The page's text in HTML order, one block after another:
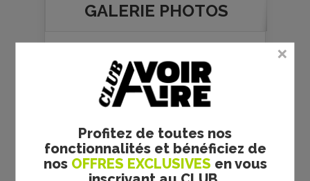
Profitez de toutes nos
fonctionnalités et bénéficiez de
nos OFFRES EXCLUSIVES en vous
GALERIE PHOTOS